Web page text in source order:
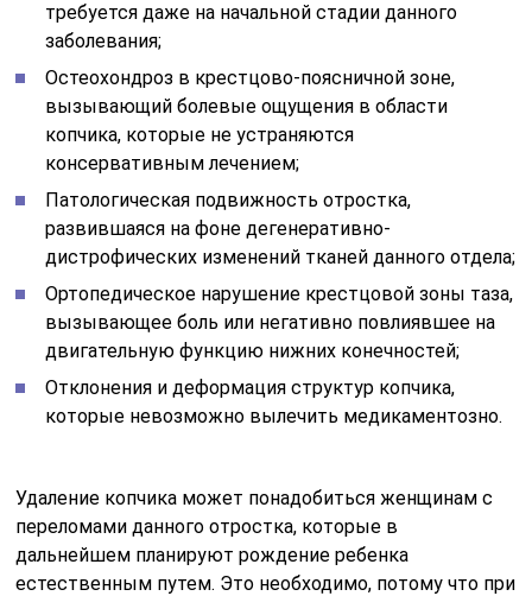
требуется даже на начальной стадии данного
заболевания;
Остеохондроз в крестцово-поясничной зоне,
вызывающий болевые ощущения в области
копчика, которые не устраняются
консервативным лечением;
Патологическая подвижность отростка,
развившаяся на фоне дегенеративно-
дистрофических изменений тканей данного отдела;
Ортопедическое нарушение крестцовой зоны таза,
вызывающее боль или негативно повлиявшее на
двигательную функцию нижних конечностей;
Отклонения и деформация структур копчика,
которые невозможно вылечить медикаментозно.
Удаление копчика может понадобиться женщинам с
переломами данного отростка, которые в
дальнейшем планируют рождение ребенка
естественным путем. Это необходимо, потому что при